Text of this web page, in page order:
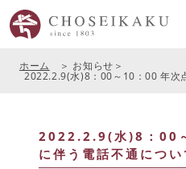
ホーム お知らせ
2022.2.9(水)8：00～10：00 年次
2022.2.9(水)8：00
に伴う電話不通につい